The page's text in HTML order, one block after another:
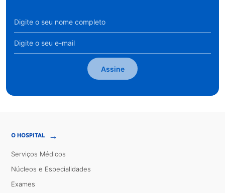
Assine
O HOSPITAL →
Serviços Médicos
Núcleos e Especialidades
Exames